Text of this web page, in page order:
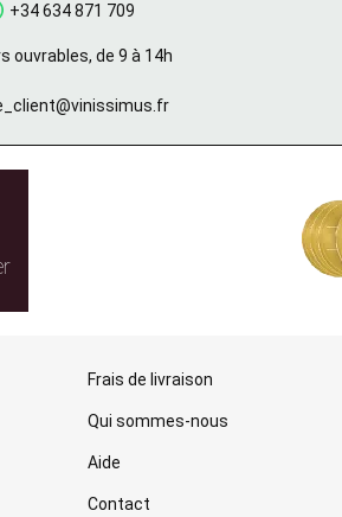
+34 634 871 709
ouvrables, de 9 à 14h
Frais de livraison
Qui sommes-nous
Aide
Contact